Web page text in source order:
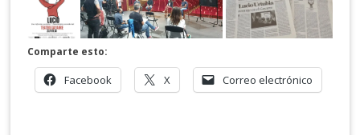
Comparte esto:
Facebook X Correo electrónico